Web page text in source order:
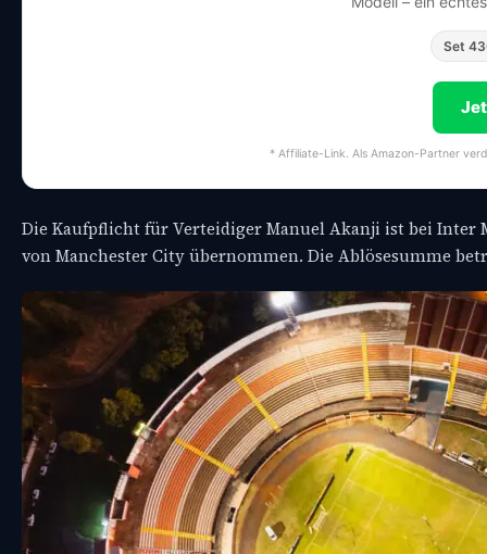
Set
* Affiliate-Link. Als Amazon-Partner
Die Kaufpflicht für Verteidiger Manuel Akanji ist bei Inter
von Manchester City übernommen. Die Ablösesumme